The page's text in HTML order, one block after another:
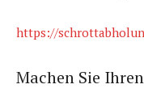
https://
Machen Sie